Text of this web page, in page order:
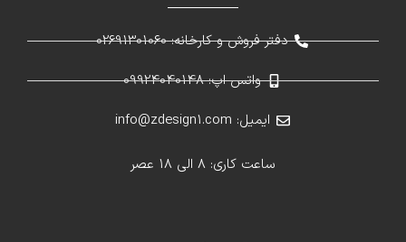
دفتر فروش و کارخانه: 02691301060
واتس اپ: 09924040148
ایمیل: info@zdesign1.com
ساعت کاری: 8 الی 18 عصر